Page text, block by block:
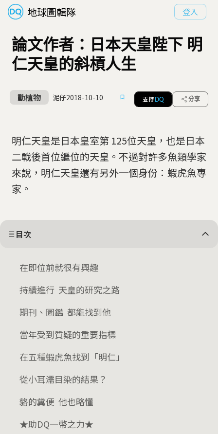
地球圖輯隊 登入
論文作者：日本天皇陛下 明
仁天皇的斜槓人生
動植物 泥仔2018-10-10 支持 DQ 分享
明仁天皇是日本皇室第 125位天皇，也是日本
二戰後首位繼位的天皇。不過對許多魚類學家
來說，明仁天皇還有另外一個身份：蝦虎魚專
家。
目次
在即位前就很有興趣
持續進行 天皇的研究之路
期刊、圖鑑 都能找到他
當年受到質疑的重要指標
在五種蝦虎魚找到「明仁」
從小耳濡目染的結果？
貉的糞便 他也略懂
★助DQ一幣之力★